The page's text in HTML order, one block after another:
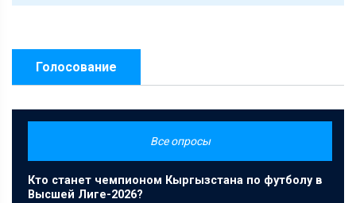
Голосование
Все опросы
Кто станет чемпионом Кыргызстана по футболу в
Высшей Лиге-2026?